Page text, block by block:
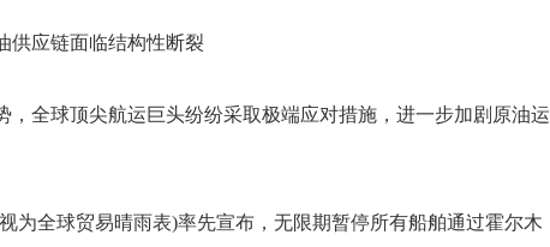
应链面临结构性断裂
全球顶尖航运巨头纷纷采取极端应对措施，进一步加剧原油运
全球贸易晴雨表)率先宣布，无限期暂停所有船舶通过霍尔木